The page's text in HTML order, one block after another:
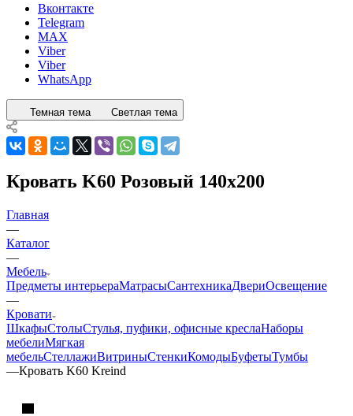
Вконтакте
Telegram
MAX
Viber
Viber
WhatsApp
Темная тема Светлая тема
Кровать K60 Розовый 140x200
Главная
—
Каталог
—
Мебель
Предметы интерьераМатрасыСантехникаДвериОсвещение
—
Кровати
ШкафыСтолыСтулья, пуфики, офисные креслаНаборы
мебелиМягкая
мебельСтеллажиВитриныСтенкиКомодыБуфетыТумбы
—Кровать K60 Kreind